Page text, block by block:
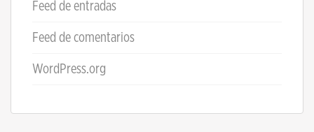
Feed de entradas
Feed de comentarios
WordPress.org